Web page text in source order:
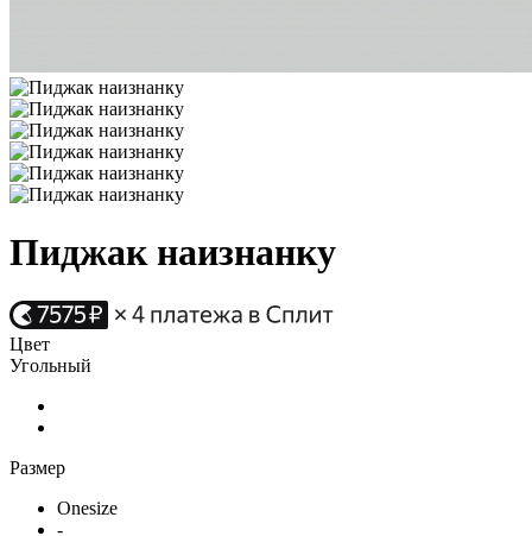
Пиджак наизнанку
Цвет
Угольный
Размер
Onesize
-